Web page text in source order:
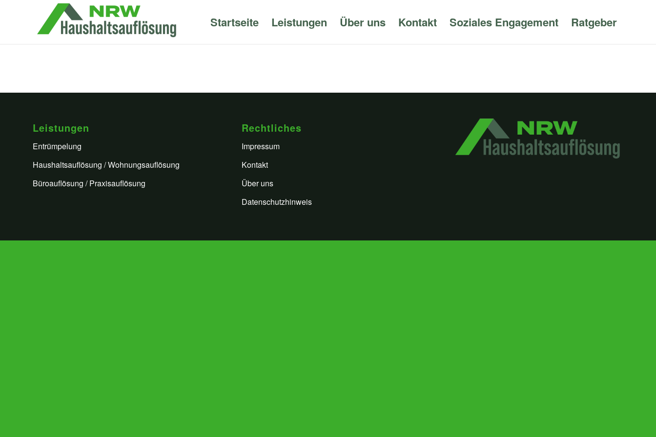
Startseite Leistungen Über uns Kontakt Soziales Engagement Ratgeber
Leistungen
Entrümpelung
Haushaltsauflösung / Wohnungsauflösung
Büroauflösung / Praxisauflösung
Rechtliches
Impressum
Kontakt
Über uns
Datenschutzhinweis